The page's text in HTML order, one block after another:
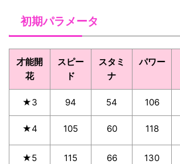
初期パラメータ
才能開
花
スピー
ド
スタミ
ナ
パワー
★3 94 54 106
★4 105 60 118
★5 115 66 130